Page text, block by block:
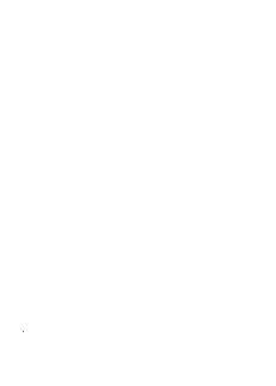
Pour marquer le
de la mort de
Les Passions de
magnifique
Solomon’s Knot.
Lyric
Aerial Beings and
,